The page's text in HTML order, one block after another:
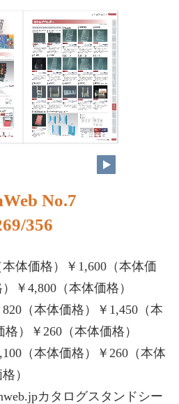
No.7
356
本体価格）￥1,600（本体価
￥4,800（本体価格）
（本体価格）￥1,450（本
）￥260（本体価格）
（本体価格）￥260（本体
）
カタログスタンドシー